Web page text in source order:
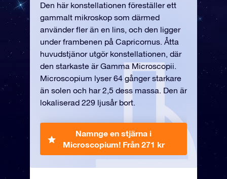
Den här konstellationen föreställer ett
gammalt mikroskop som därmed
använder fler än en lins, och den ligger
under frambenen på Capricornus. Åtta
huvudstjänor utgör konstellationen, där
den starkaste är Gamma Microscopii.
Microscopium lyser 64 gånger starkare
än solen och har 2,5 dess massa. Den är
lokaliserad 229 ljusår bort.
Namnge en stjärna i
Microscopium! Från 271 kr